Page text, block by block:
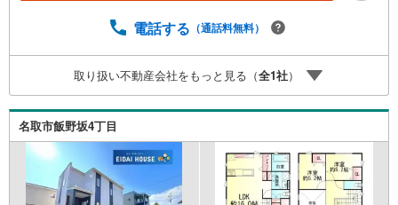
迎させていただきます ご希望の際は、事前にご予約をお願
電話する （通話料無料）
取り扱い不動産会社をもっと見る（全1社）
名取市飯野坂4丁目